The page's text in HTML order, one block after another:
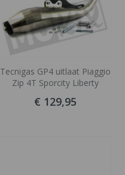
Tecnigas GP4 uitlaat Piaggio
Zip 4T Sporcity Liberty
€ 129,95